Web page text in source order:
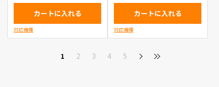
カートに入れる
対応機種
カートに入れる
対応機種
1 2 3 4 5